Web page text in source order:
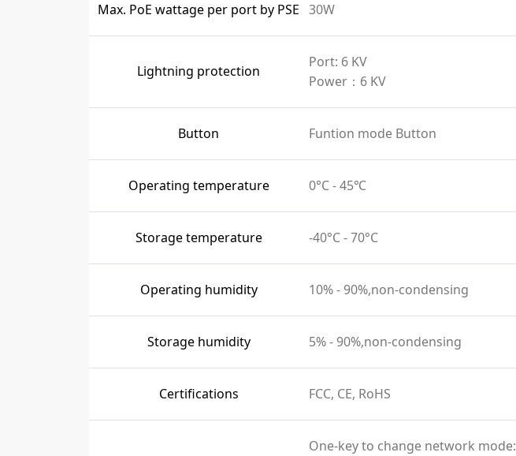
Max. PoE wattage per port by PSE 30W
Lightning protection
Port: 6 KV
Power：6 KV
Button Funtion mode Button
Operating temperature 0°C - 45℃
Storage temperature -40°C - 70°C
Operating humidity 10% - 90%,non-condensing
Storage humidity 5% - 90%,non-condensing
Certifications FCC, CE, RoHS
One-key to change network mode: